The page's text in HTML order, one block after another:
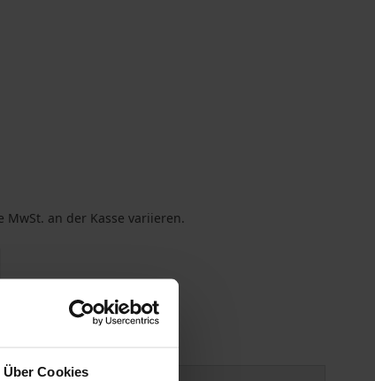
Über Cookies
an der Kasse variieren.